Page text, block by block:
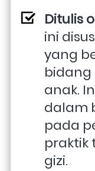
Ditulis
ini
yang
bidang
anak.
dalam
pada
praktik
gizi.